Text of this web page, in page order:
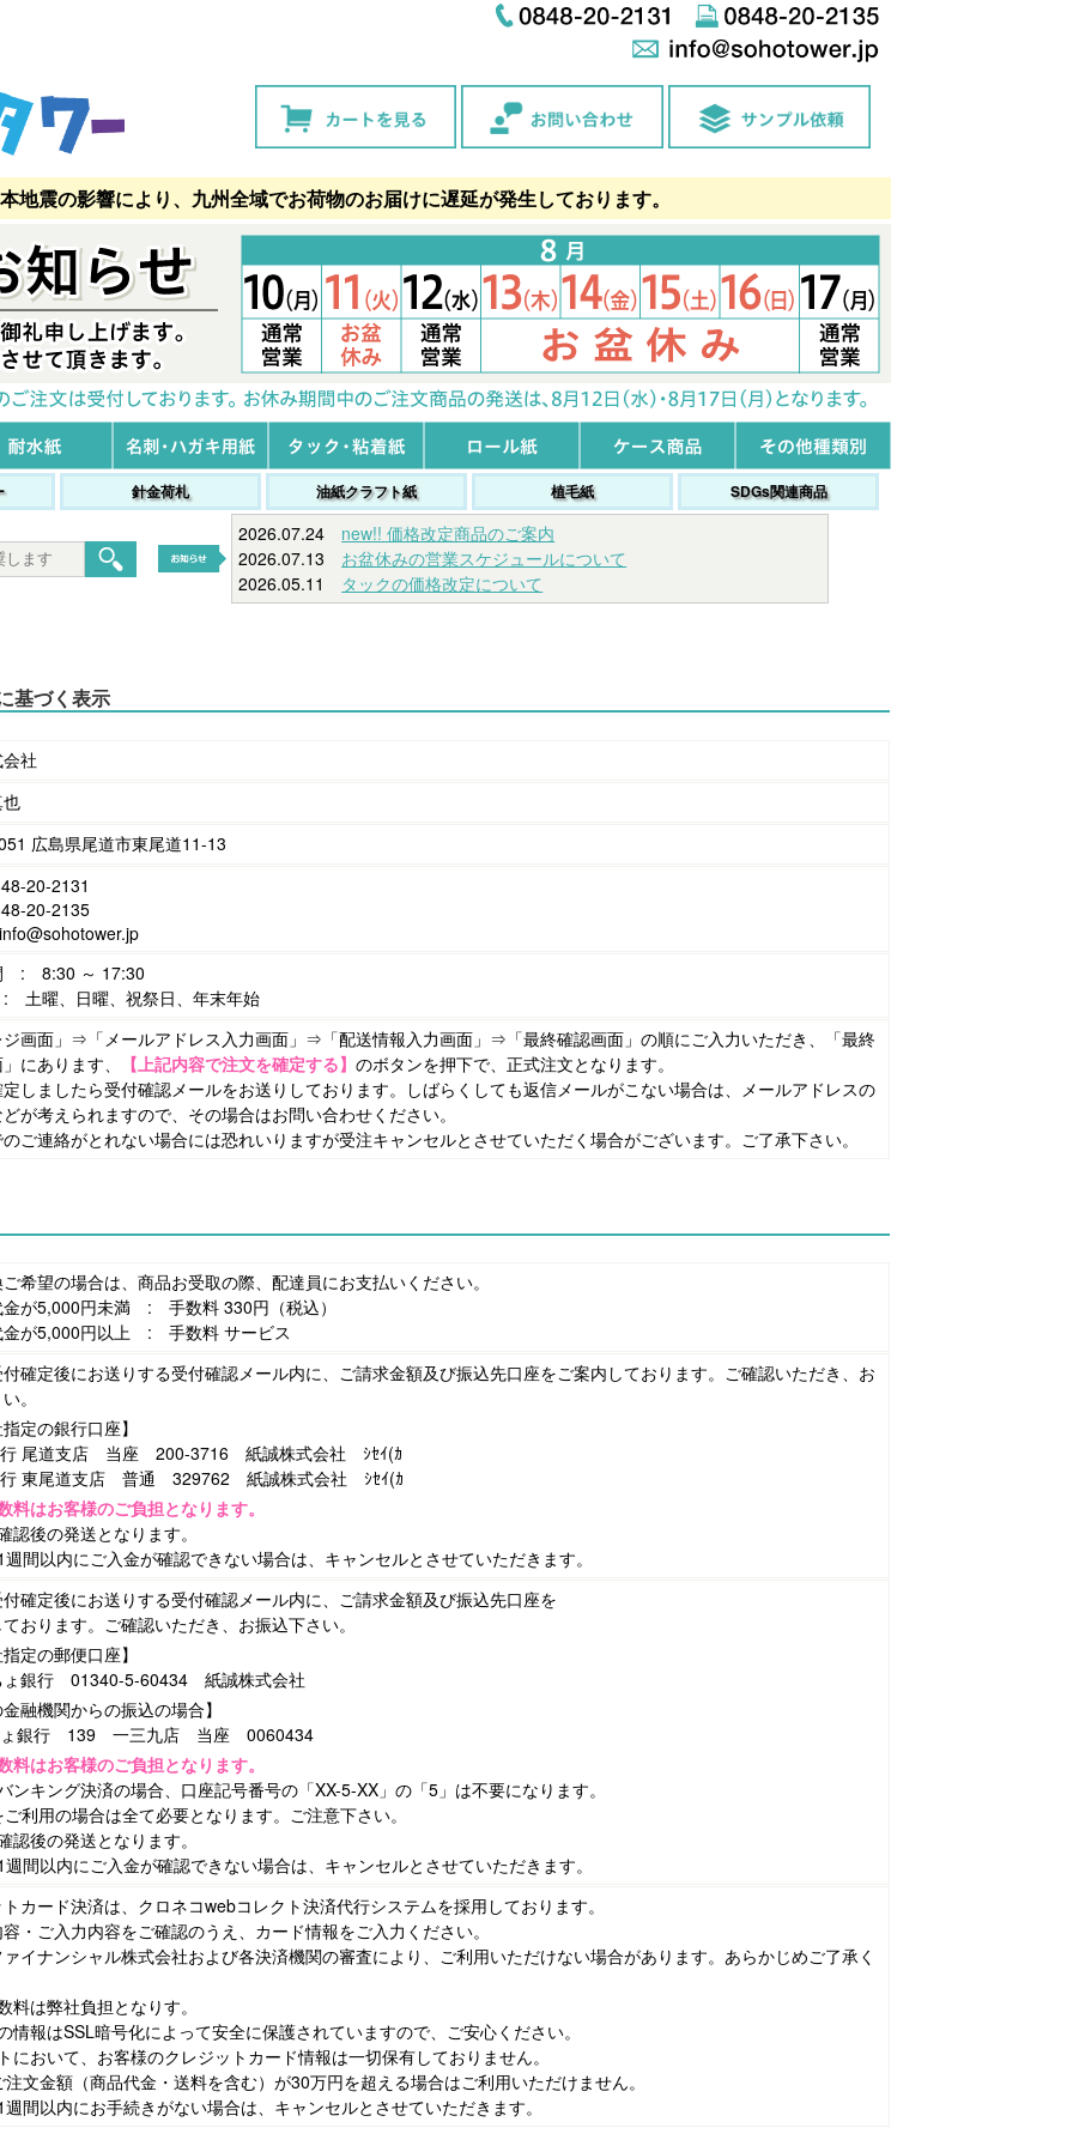
地震の影響により、九州全域でお荷物のお届けに遅延が発生しております。
針金荷札 油紙クラフト紙 植毛紙 SDGs関連商品
2026.07.24 new!! 価格改定商品のご案内
2026.07.13 お盆休みの営業スケジュールについて
2026.05.11 タックの価格改定について
基づく表示
社
広島県尾道市東尾道11-13
20-2131
20-2135
: 8:30 ～ 17:30
土曜、日曜、祝祭日、年末年始
画面」⇒「メールアドレス入力画面」⇒「配送情報入力画面」⇒「最終確認画面」の順にご入力いただき、「最終
にあります、
【上記内容で注文を確定する】 のボタンを押下で、正式注文となります。
しましたら受付確認メールをお送りしております。しばらくしても返信メールがこない場合は、メールアドレスの
が考えられますので、その場合はお問い合わせください。
ご連絡がとれない場合には恐れいりますが受注キャンセルとさせていただく場合がございます。ご了承下さい。
希望の場合は、商品お受取の際、配達員にお支払いください。
が5,000円未満 : 手数料 330円（税込）
が5,000円以上 : 手数料 サービス
確定後にお送りする受付確認メール内に、ご請求金額及び振込先口座をご案内しております。ご確認いただき、お
。
定の銀行口座】
尾道支店 当座 200-3716 紙誠株式会社 ｼｾｲ(ｶ
東尾道支店 普通 329762 紙誠株式会社 ｼｾｲ(ｶ
料はお客様のご負担となります。
認後の発送となります。
間以内にご入金が確認できない場合は、キャンセルとさせていただきます。
確定後にお送りする受付確認メール内に、ご請求金額及び振込先口座を
おります。ご確認いただき、お振込下さい。
定の郵便口座】
銀行 01340-5-60434 紙誠株式会社
融機関からの振込の場合】
ょ銀行 139 一三九店 当座 0060434
料はお客様のご負担となります。
ンキング決済の場合、口座記号番号の「XX-5-XX」の「5」は不要になります。
利用の場合は全て必要となります。ご注意下さい。
認後の発送となります。
間以内にご入金が確認できない場合は、キャンセルとさせていただきます。
カード決済は、クロネコwebコレクト決済代行システムを採用しております。
・ご入力内容をご確認のうえ、カード情報をご入力ください。
イナンシャル株式会社および各決済機関の審査により、ご利用いただけない場合があります。あらかじめご了承く
料は弊社負担となりす。
情報はSSL暗号化によって安全に保護されていますので、ご安心ください。
において、お客様のクレジットカード情報は一切保有しておりません。
文金額（商品代金・送料を含む）が30万円を超える場合はご利用いただけません。
間以内にお手続きがない場合は、キャンセルとさせていただきます。